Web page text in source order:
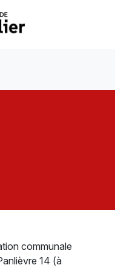
communale
14 (à